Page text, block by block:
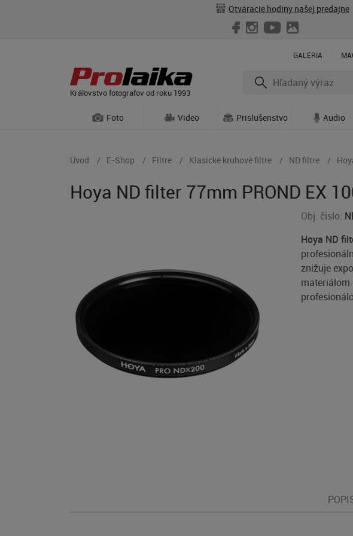
Otváracie hodiny našej predajne
GALÉRIA
Kráľovstvo fotografov od roku 1993
Foto Video Príslušenstvo Audio
Úvod E-Shop Filtre Klasické kruhové filtre ND filtre
Hoya ND filter 77mm PROND EX
Obj. čislo:
Hoya ND
znižuje
materiálom